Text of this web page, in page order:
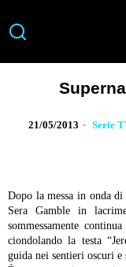
21/05/2013 Serie
Dopo la messa in onda
Sera Gamble in
sommessamente
ciondolando la testa
guida nei sentieri oscuri